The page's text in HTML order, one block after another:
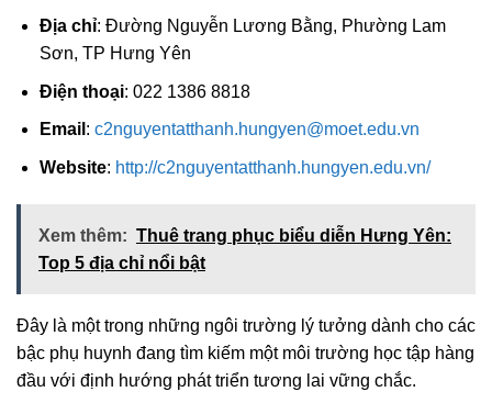
Địa chỉ: Đường Nguyễn Lương Bằng, Phường Lam
Sơn, TP Hưng Yên
Điện thoại: 022 1386 8818
Email : c2nguyentatthanh.hungyen@moet.edu.vn
Website: http://c2nguyentatthanh.hungyen.edu.vn/
Xem thêm: Thuê trang phục biểu diễn Hưng Yên:
Top 5 địa chỉ nổi bật
Đây là một trong những ngôi trường lý tưởng dành cho các
bậc phụ huynh đang tìm kiếm một môi trường học tập hàng
đầu với định hướng phát triển tương lai vững chắc.